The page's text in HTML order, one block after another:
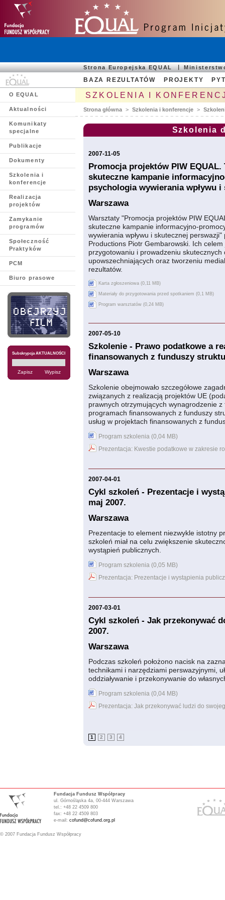
Strona Europejska EQUAL
BAZA REZULTATÓW PROJEKTY
O EQUAL
Aktualności
Komunikaty
specjalne
Publikacje
Dokumenty
Szkolenia i
konferencje
Realizacja
projektów
Zamykanie
programów
Społeczność
Praktyków
PCM
Biuro prasowe
Subskrypcja AKTUALNOŚCI
SZKOLENIA I
Strona główna > Szkolenia i konferencje >
Szkolenia
2007-11-05
Promocja projektów PIW
skuteczne kampanie
psychologia wywierania wpływu
Warszawa
Warsztaty "Promocja projektów PIW
skuteczne kampanie informacyjno-
wywierania wpływu i skutecznej
Productions Piotr Gembarowski. Ich
przygotowaniu i prowadzeniu
upowszechniających oraz tworzeniu
rezultatów.
Karta zgłoszeniowa (0,11 MB)
Materiały do przygotowania przed spotkaniem (0,1 MB)
Program warsztatów (0,24 MB)
2007-05-10
Szkolenie - Prawo podatkowe a
finansowanych z funduszy
Warszawa
Szkolenie obejmowało szczegółowe
związanych z realizacją projektów UE
prawnych otrzymujących wynagrodzenie z
programach finansowanych z funduszy
usług w projektach finansowanych z
Program szkolenia (0,04 MB)
Prezentacja: Kwestie podatkowe w zakresie
2007-04-01
Cykl szkoleń - Prezentacje i
maj 2007.
Warszawa
Prezentacje to element niezwykle istotny
szkoleń miał na celu zwiększenie
wystąpień publicznych.
Program szkolenia (0,05 MB)
Prezentacja: Prezentacje i wystąpienia
2007-03-01
Cykl szkoleń - Jak przekonywać
2007.
Warszawa
Podczas szkoleń położono nacisk na
technikami i narzędziami perswazyjnymi,
oddziaływanie i przekonywanie do
Program szkolenia (0,04 MB)
Prezentacja: Jak przekonywać ludzi do
1 2 3 4
Fundacja Fundusz Współpracy
ul. Górnośląska 4a, 00-444 Warszawa
tel.: +48 22 4509 800
fax: +48 22 4509 803
e-mail: cofund@cofund.org.pl
© 2007 Fundacja Fundusz Współpracy